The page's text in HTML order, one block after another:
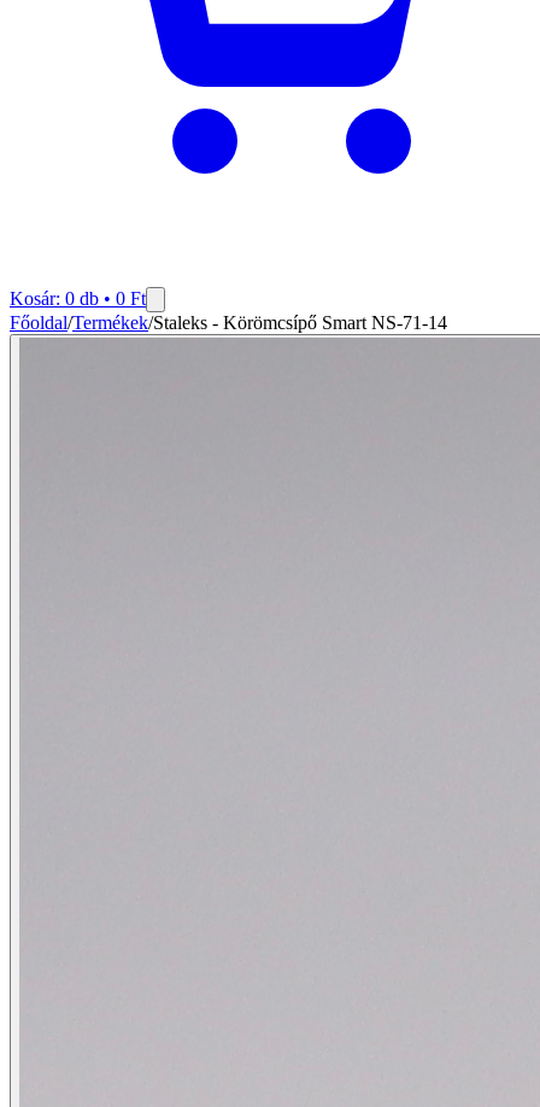
Kosár: 0 db • 0 Ft
Főoldal/Termékek/Staleks - Körömcsípő Smart NS-71-14